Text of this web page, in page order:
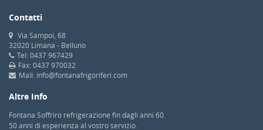
Contatti
Via Sampoi, 68
32020 Limana - Belluno
Tel: 0437 967429
Fax: 0437 970032
Mail: info@fontanafrigoriferi.com
Altre Info
Fontana Soffriro refrigerazione fin dagli anni 60.
50 anni di esperienza al vostro servizio.